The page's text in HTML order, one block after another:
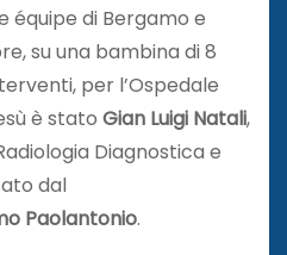
équipe di Bergamo e
su una bambina di 8
per l’Ospedale
è stato Gian Luigi Natali,
Diagnostica e
dal
Paolantonio.